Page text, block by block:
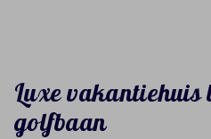
Luxe vakantiehuis
golfbaan